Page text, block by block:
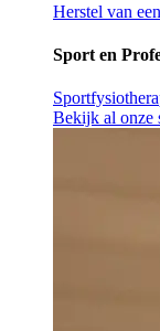
Herstel van
Sport en
Bekijk al onze